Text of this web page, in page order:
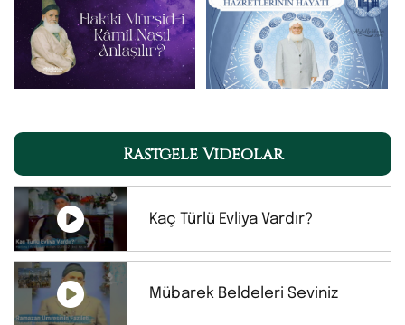
Rastgele Videolar
Kaç Türlü Evliya Vardır?
Mübarek Beldeleri Seviniz